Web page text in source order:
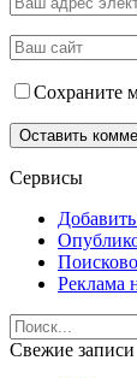
Сохраните
Сервисы
Реклама
Свежие записи